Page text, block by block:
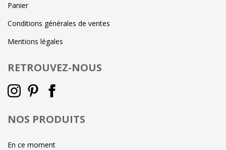
Panier
Conditions générales de ventes
Mentions légales
RETROUVEZ-NOUS
NOS PRODUITS
En ce moment